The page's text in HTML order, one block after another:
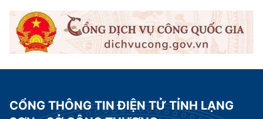
CỔNG THÔNG TIN ĐIỆN TỬ TỈNH LẠNG